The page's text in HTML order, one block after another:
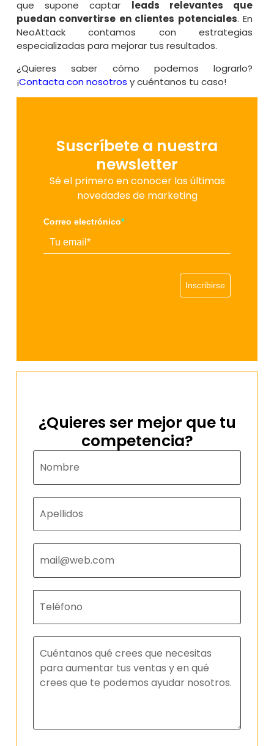
que supone captar leads relevantes que
puedan convertirse en clientes potenciales. En
NeoAttack contamos con estrategias
especializadas para mejorar tus resultados.
¿Quieres saber cómo podemos lograrlo?
¡Contacta con nosotros y cuéntanos tu caso!
Suscríbete a nuestra
newsletter
Sé el primero en conocer las últimas
novedades de marketing
Correo electrónico*
Inscribirse
¿Quieres ser mejor que tu
competencia?